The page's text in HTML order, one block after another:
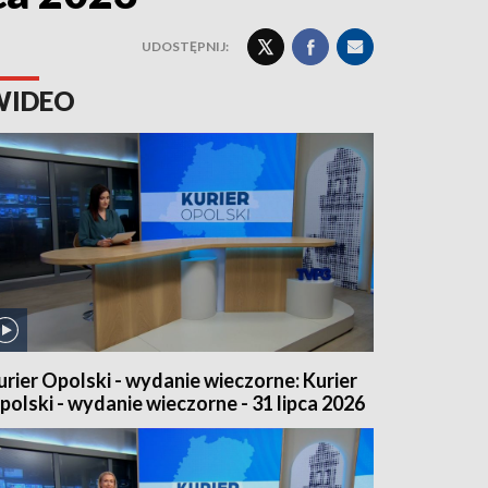
UDOSTĘPNIJ:
Opolski - wydanie wieczorne: Kurier
- wydanie wieczorne - 31 lipca 2026